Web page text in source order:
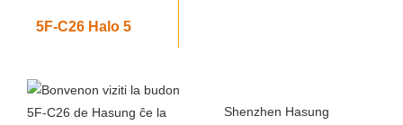
5F-C26 Halo 5
Shenzhen Hasung